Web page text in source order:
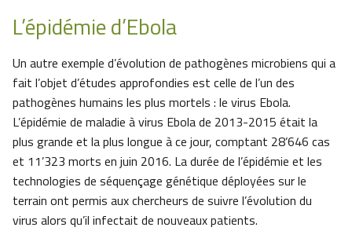
L’épidémie d’Ebola
Un autre exemple d’évolution de pathogènes microbiens qui a
fait l’objet d’études approfondies est celle de l’un des
pathogènes humains les plus mortels : le virus Ebola.
L’épidémie de maladie à virus Ebola de 2013-2015 était la
plus grande et la plus longue à ce jour, comptant 28’646 cas
et 11’323 morts en juin 2016. La durée de l’épidémie et les
technologies de séquençage génétique déployées sur le
terrain ont permis aux chercheurs de suivre l’évolution du
virus alors qu’il infectait de nouveaux patients.